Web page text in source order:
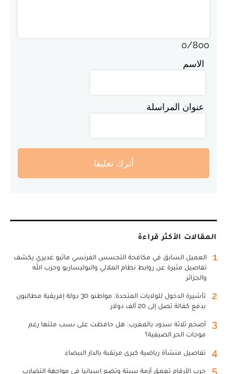
0/800
الاسم
عنوان المراسلة
أترك تعليقا
المقالات الأكثر قراءة
1
العميل السابق في مكافحة التجسس الفرنسي ماثيو غديري يكشف
تفاصيل مثيرة عن روابط نظام الملالي والبوليساريو وحزب الله
والجزائر
2
تأشيرة الدخول للولايات المتحدة: مواطنو 30 دولة إفريقية مطالبون
بدفع كفالة تصل إلى 20 ألف دولار
3
أضخم ثلاثة سدود بالمغرب: هل حافظت على نسب ملئها رغم
موجات الحر الصيفية؟
4 تفاصيل منشأة رياضية كبرى مرتقبة بالدار البيضاء
5
حرب الأرقام تعمق أزمة سبتة وتضع إسبانيا في مواجهة التضارب